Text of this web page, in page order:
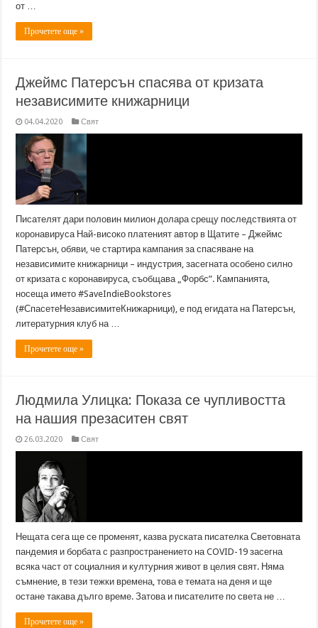
от …
Прочетете още »
Джеймс Патерсън спасява от кризата
независимите книжарници
04.04.2020 Свят
Писателят дари половин милион долара срещу последствията от
коронавируса Най-високо платеният автор в Щатите – Джеймс
Патерсън, обяви, че стартира кампания за спасяване на
независимите книжарници – индустрия, засегната особено силно
от кризата с коронавируса, съобщава „Форбс”. Кампанията,
носеща името #SaveIndieBookstores
(#СпасетеНезависимитеКнижарници), е под егидата на Патерсън,
литературния клуб на …
Прочетете още »
Людмила Улицка: Показа се чупливостта
на нашия презаситен свят
26.03.2020 Свят
Нещата сега ще се променят, казва руската писателка Световната
пандемия и борбата с разпространението на COVID-19 засегна
всяка част от социалния и културния живот в целия свят. Няма
съмнение, в тези тежки времена, това е темата на деня и ще
остане такава дълго време. Затова и писателите по света не …
Прочетете още »